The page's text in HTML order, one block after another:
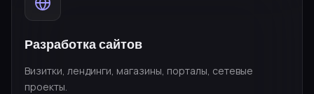
Разработка сайтов
Визитки, лендинги, магазины, порталы, сетевые
проекты.